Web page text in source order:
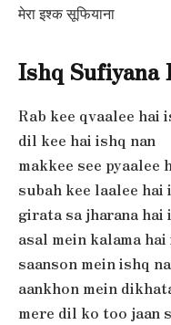
मेरा इश्क सूफियाना
Ishq
Rab kee qvaalee hai
dil kee hai ishq nan
makkee see pyaalee
subah kee laalee hai
girata sa jharana hai
asal mein kalama
saanson mein ishq
aankhon mein
mere dil ko too jaan